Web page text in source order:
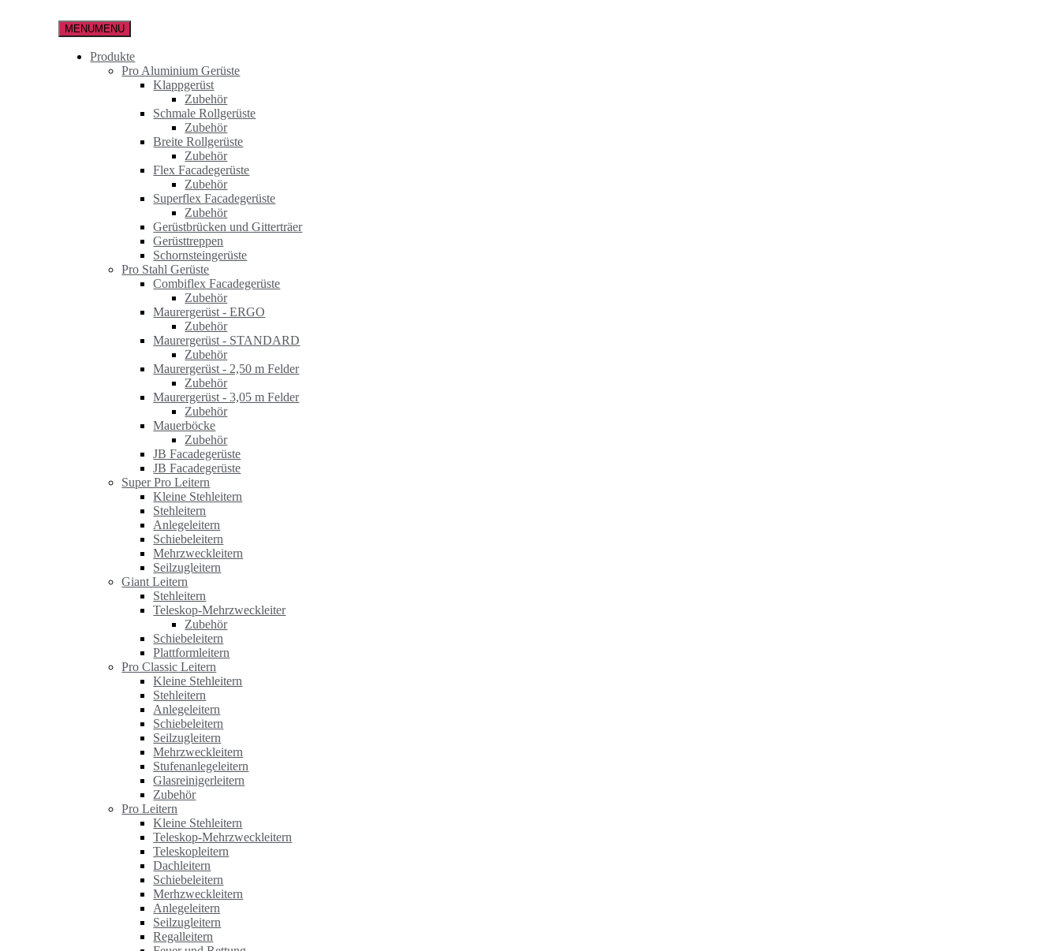
MENUMENU
Produkte
Pro Aluminium Gerüste
Klappgerüst
Zubehör
Schmale Rollgerüste
Zubehör
Breite Rollgerüste
Zubehör
Flex Facadegerüste
Zubehör
Superflex Facadegerüste
Zubehör
Gerüstbrücken und Gitterträer
Gerüsttreppen
Schornsteingerüste
Pro Stahl Gerüste
Combiflex Facadegerüste
Zubehör
Maurergerüst - ERGO
Zubehör
Maurergerüst - STANDARD
Zubehör
Maurergerüst - 2,50 m Felder
Zubehör
Maurergerüst - 3,05 m Felder
Zubehör
Mauerböcke
Zubehör
JB Facadegerüste
JB Facadegerüste
Super Pro Leitern
Kleine Stehleitern
Stehleitern
Anlegeleitern
Schiebeleitern
Mehrzweckleitern
Seilzugleitern
Giant Leitern
Stehleitern
Teleskop-Mehrzweckleiter
Zubehör
Schiebeleitern
Plattformleitern
Pro Classic Leitern
Kleine Stehleitern
Stehleitern
Anlegeleitern
Schiebeleitern
Seilzugleitern
Mehrzweckleitern
Stufenanlegeleitern
Glasreinigerleitern
Zubehör
Pro Leitern
Kleine Stehleitern
Teleskop-Mehrzweckleitern
Teleskopleitern
Dachleitern
Schiebeleitern
Merhzweckleitern
Anlegeleitern
Seilzugleitern
Regalleitern